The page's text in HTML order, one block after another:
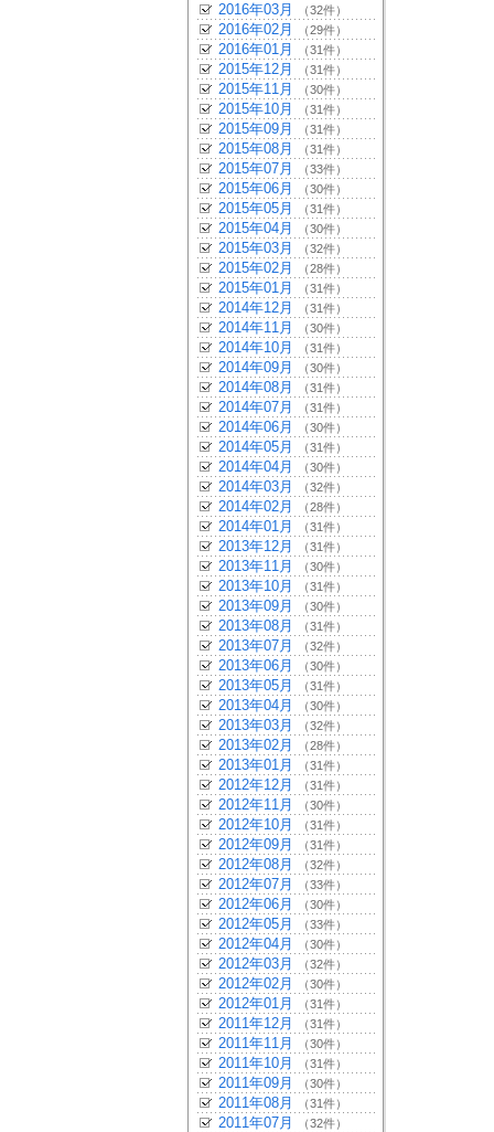
2016年03月 （32件）
2016年02月 （29件）
2016年01月 （31件）
2015年12月 （31件）
2015年11月 （30件）
2015年10月 （31件）
2015年09月 （31件）
2015年08月 （31件）
2015年07月 （33件）
2015年06月 （30件）
2015年05月 （31件）
2015年04月 （30件）
2015年03月 （32件）
2015年02月 （28件）
2015年01月 （31件）
2014年12月 （31件）
2014年11月 （30件）
2014年10月 （31件）
2014年09月 （30件）
2014年08月 （31件）
2014年07月 （31件）
2014年06月 （30件）
2014年05月 （31件）
2014年04月 （30件）
2014年03月 （32件）
2014年02月 （28件）
2014年01月 （31件）
2013年12月 （31件）
2013年11月 （30件）
2013年10月 （31件）
2013年09月 （30件）
2013年08月 （31件）
2013年07月 （32件）
2013年06月 （30件）
2013年05月 （31件）
2013年04月 （30件）
2013年03月 （32件）
2013年02月 （28件）
2013年01月 （31件）
2012年12月 （31件）
2012年11月 （30件）
2012年10月 （31件）
2012年09月 （31件）
2012年08月 （32件）
2012年07月 （33件）
2012年06月 （30件）
2012年05月 （33件）
2012年04月 （30件）
2012年03月 （32件）
2012年02月 （30件）
2012年01月 （31件）
2011年12月 （31件）
2011年11月 （30件）
2011年10月 （31件）
2011年09月 （30件）
2011年08月 （31件）
2011年07月 （32件）